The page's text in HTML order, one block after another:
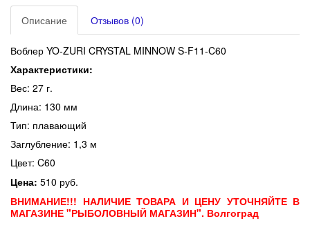
Описание Отзывов (0)
Воблер YO-ZURI CRYSTAL MINNOW S-F11-C60
Характеристики:
Вес: 27 г.
Длина: 130 мм
Тип: плавающий
Заглубление: 1,3 м
Цвет: C60
Цена: 510 руб.
ВНИМАНИЕ!!! НАЛИЧИЕ ТОВАРА И ЦЕНУ УТОЧНЯЙТЕ В
МАГАЗИНЕ "РЫБОЛОВНЫЙ МАГАЗИН". Волгоград